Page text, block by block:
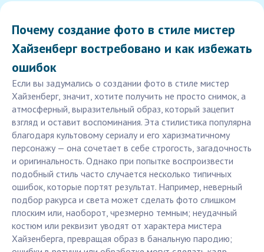
Почему создание фото в стиле мистер
Хайзенберг востребовано и как избежать
ошибок
Если вы задумались о создании фото в стиле мистер
Хайзенберг, значит, хотите получить не просто снимок, а
атмосферный, выразительный образ, который зацепит
взгляд и оставит воспоминания. Эта стилистика популярна
благодаря культовому сериалу и его харизматичному
персонажу — она сочетает в себе строгость, загадочность
и оригинальность. Однако при попытке воспроизвести
подобный стиль часто случается несколько типичных
ошибок, которые портят результат. Например, неверный
подбор ракурса и света может сделать фото слишком
плоским или, наоборот, чрезмерно темным; неудачный
костюм или реквизит уводят от характера мистера
Хайзенберга, превращая образ в банальную пародию;